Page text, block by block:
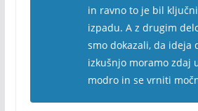
in ravno to je bil
izpadu. A z drugim
smo dokazali, da ideja
izkušnjo moramo zdaj
modro in se vrniti